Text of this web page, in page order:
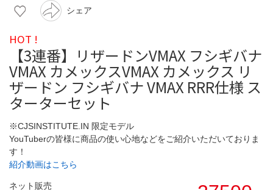
シェア
HOT !
【3連番】リザードンVMAX フシギバナ
VMAX カメックスVMAX カメックス リ
ザードン フシギバナ VMAX RRR仕様 ス
ターターセット
※CJSINSTITUTE.IN 限定モデル
YouTuberの皆様に商品の使い心地などをご紹介いただいておりま
す！
紹介動画はこちら
ネット販売